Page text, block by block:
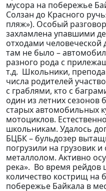
мусора на побережье
Солзан до Красного
пляж»). Особый
захламлена упавшими
отходами человеческой
там не было –
разного рода с
т.д. Школьники,
числа родителей
с граблями, кто с
один из летних
старых автомобильных
мотоциклов.
школьникам. Удалось
БЦБК – бульдозер
погрузили на грузовик
металлолом. Активно
река». Во время рейдов
количество кострищ на
побережье Байкала в